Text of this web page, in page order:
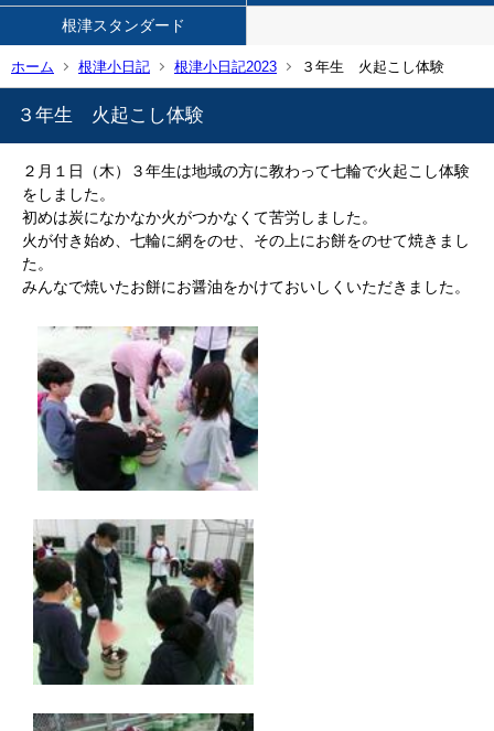
根津スタンダード
ホーム 根津小日記 根津小日記2023 ３年生 火起こし体験
３年生 火起こし体験
２月１日（木）３年生は地域の方に教わって七輪で火起こし体験
をしました。
初めは炭になかなか火がつかなくて苦労しました。
火が付き始め、七輪に網をのせ、その上にお餅をのせて焼きまし
た。
みんなで焼いたお餅にお醤油をかけておいしくいただきました。